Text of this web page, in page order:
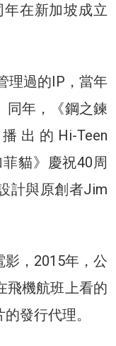
在新加坡成立
理過的IP，當年
同年，《鋼之鍊
出的Hi-Teen
貓》慶祝40周
計與原創者Jim
影，2015年，公
飛機航班上看的
發行代理。